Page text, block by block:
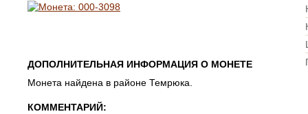
ДОПОЛНИТЕЛЬНАЯ ИНФОРМАЦИЯ О МОНЕТЕ
КОММЕНТАРИЙ: